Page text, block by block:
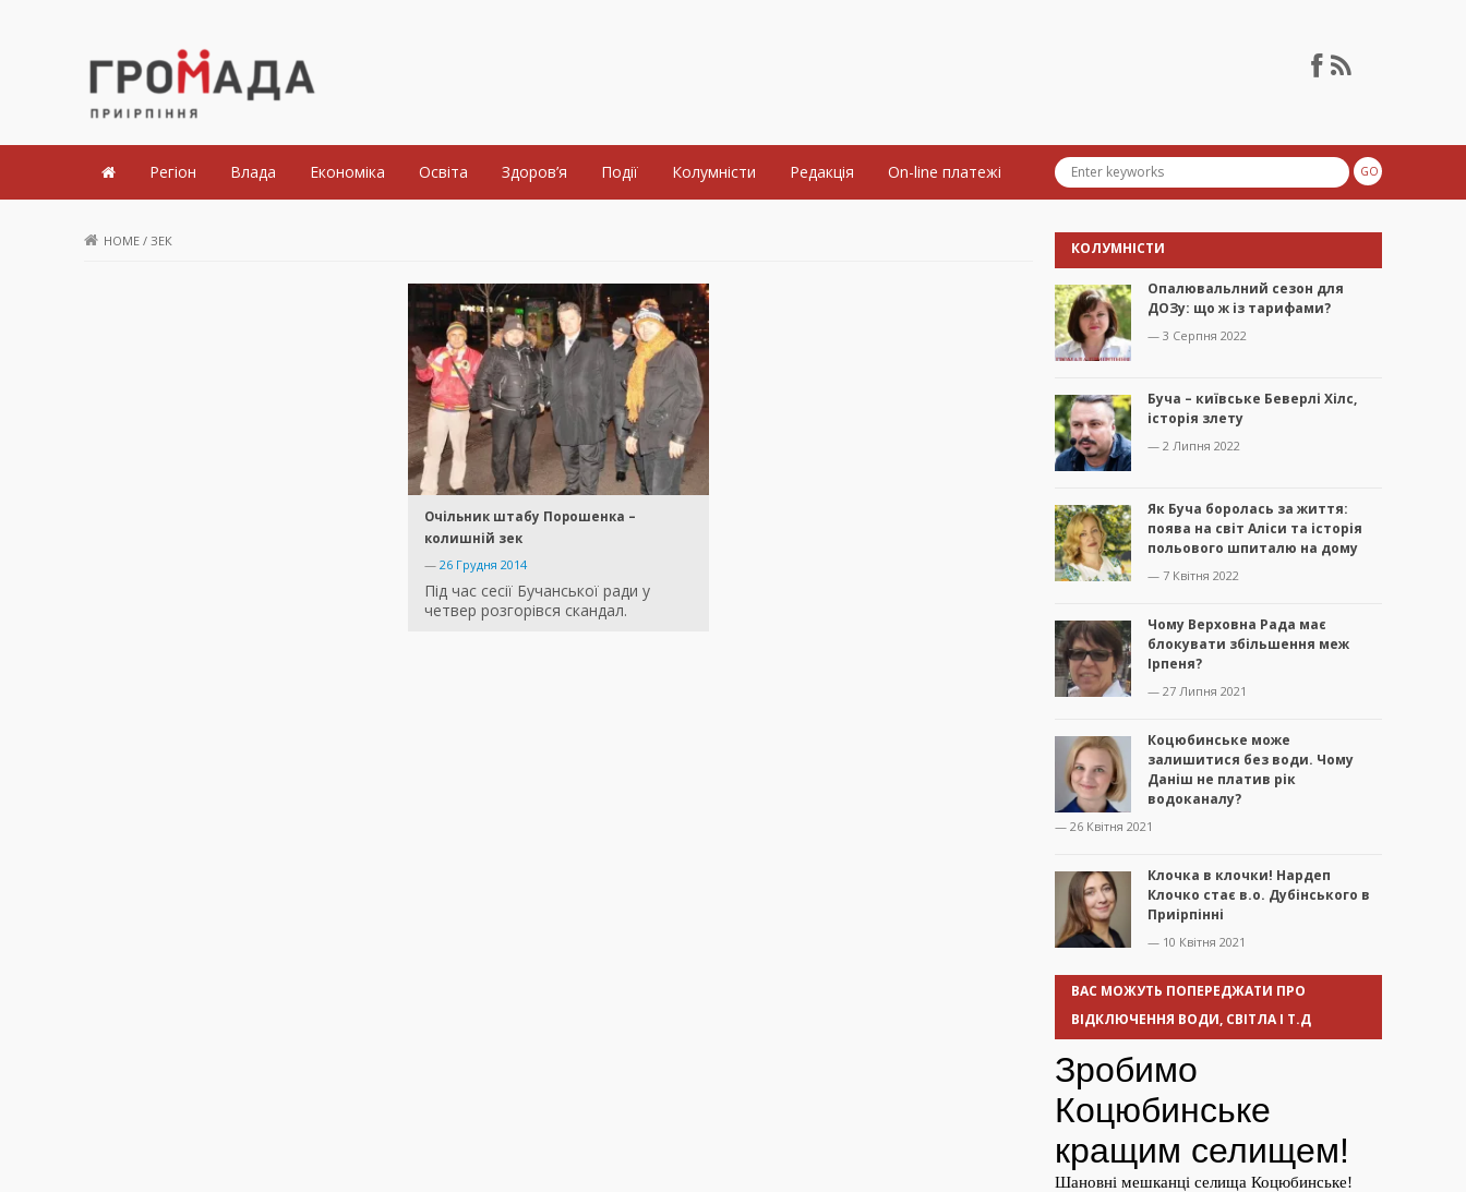
Громада Приірпіння
Регіон Влада Економіка Освіта Здоров’я Події Колумністи Редакція On-line платежі
HOME / ЗЕК
Очільник штабу Порошенка –
колишній зек
— 26 Грудня 2014
Під час сесії Бучанської ради у
четвер розгорівся скандал.
КОЛУМНІСТИ
Опалювальлний сезон для
ДОЗу: що ж із тарифами?
— 3 Серпня 2022
Буча – київське Беверлі Хілс,
історія злету
— 2 Липня 2022
Як Буча боролась за життя:
поява на світ Аліси та історія
польового шпиталю на дому
— 7 Квітня 2022
Чому Верховна Рада має
блокувати збільшення меж
Ірпеня?
— 27 Липня 2021
Коцюбинське може
залишитися без води. Чому
Даніш не платив рік
водоканалу?
— 26 Квітня 2021
Клочка в клочки! Нардеп
Клочко стає в.о. Дубінського в
Приірпінні
— 10 Квітня 2021
ВАС МОЖУТЬ ПОПЕРЕДЖАТИ ПРО
ВІДКЛЮЧЕННЯ ВОДИ, СВІТЛА І Т.Д